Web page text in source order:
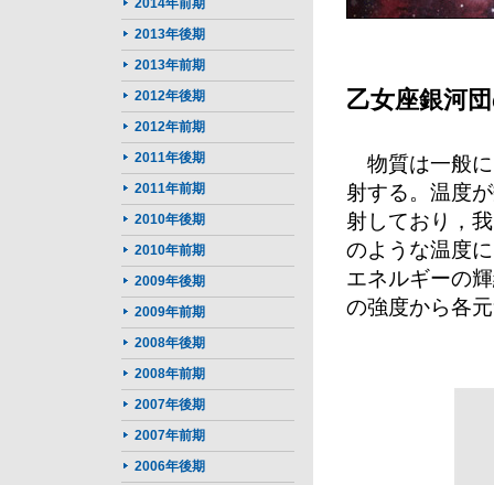
乙女座銀河
物質は一般に
射する。温度
射しており，
のような温度
エネルギーの
の強度から各
2014年前期
2013年後期
2013年前期
2012年後期
2012年前期
2011年後期
2011年前期
2010年後期
2010年前期
2009年後期
2009年前期
2008年後期
2008年前期
2007年後期
2007年前期
2006年後期